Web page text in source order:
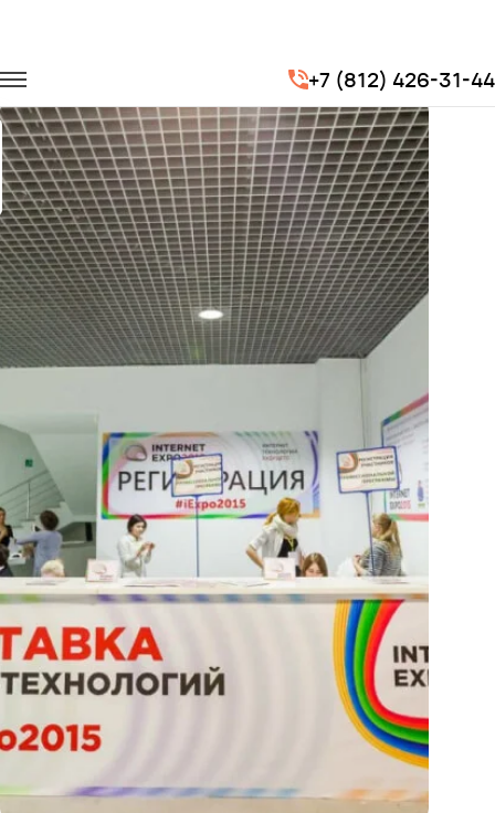
+7 (812) 426-31-44
Транспорт на выставки
INTERNET-EXPO-2015